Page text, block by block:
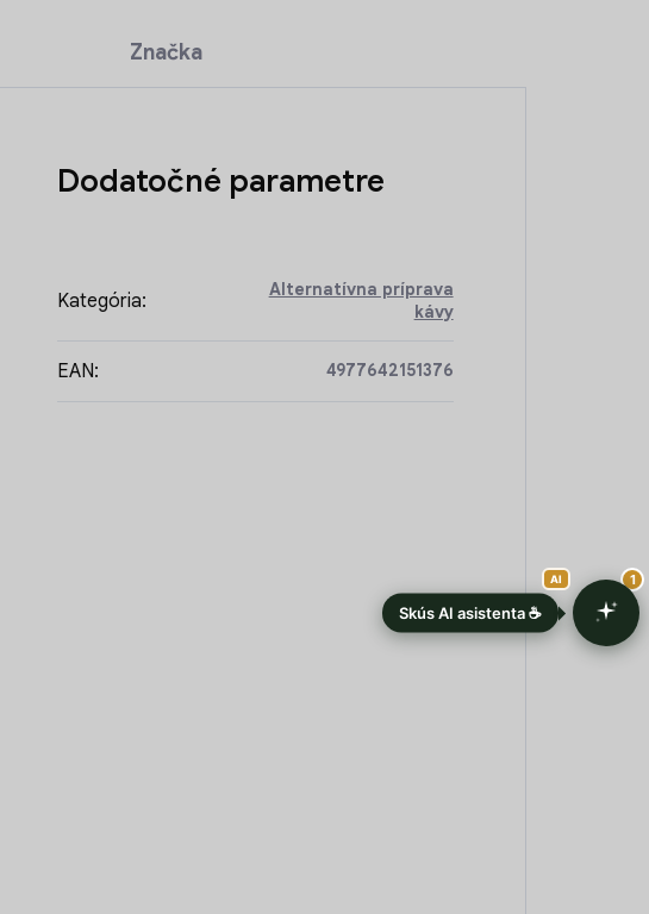
Značka
Dodatočné parametre
Kategória:
Alternatívna príprava
kávy
EAN: 4977642151376